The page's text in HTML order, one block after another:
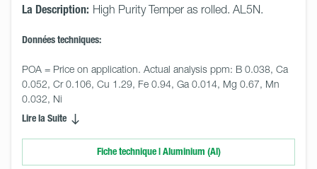
La Description: High Purity Temper as rolled. AL5N.
Données techniques:
POA = Price on application. Actual analysis ppm: B 0.038, Ca
0.052, Cr 0.106, Cu 1.29, Fe 0.94, Ga 0.014, Mg 0.67, Mn
0.032, Ni
Lire la Suite
Fiche technique | Aluminium (Al)